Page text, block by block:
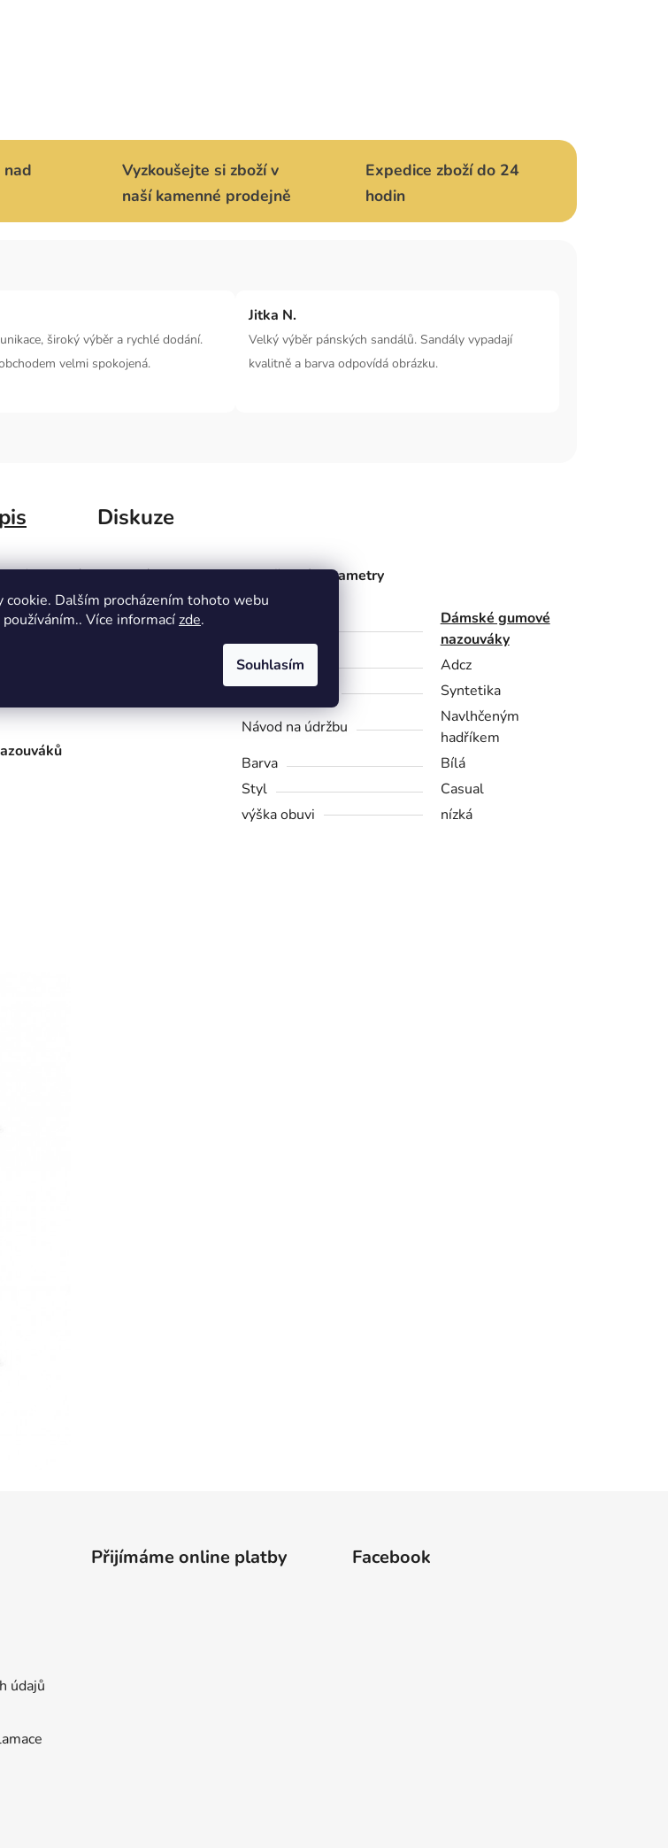
cookie. Dalším procházením tohoto webu
Více informacízde.
Souhlasím
nad
Vyzkoušejte si zboží v
naší kamenné prodejně
Expedice zboží do 24
hodin
široký výběr a rychlé dodání.
velmi spokojená.
Jitka N.
Velký výběr pánských sandálů. Sandály vypadají
kvalitně a barva odpovídá obrázku.
Diskuze
pohodlísmoderním
vzhled i zanepříznivého počasí.
Doplňkové parametry
Dámské gumové
nazouváky
Výrobce
Adcz
Materiál obuvi
Syntetika
Návod na údržbu
Navlhčeným
hadříkem
Barva
Bílá
Styl
Casual
výška obuvi
nízká
údajů
Přijímáme online platby Facebook